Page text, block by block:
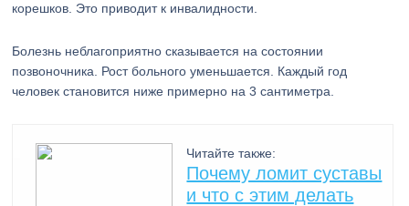
корешков. Это приводит к инвалидности.
Болезнь неблагоприятно сказывается на состоянии
позвоночника. Рост больного уменьшается. Каждый год
человек становится ниже примерно на 3 сантиметра.
Читайте также:
Почему ломит суставы
и что с этим делать